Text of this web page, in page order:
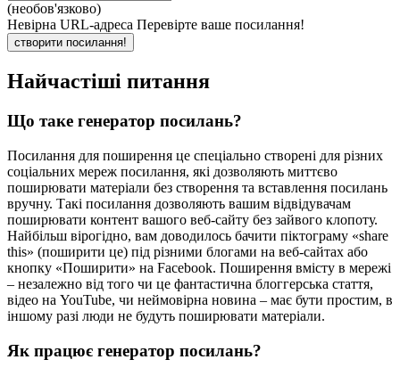
(необов'язково)
Невірна URL-адреса Перевірте ваше посилання!
створити посилання!
Найчастіші питання
Що таке генератор посилань?
Посилання для поширення це спеціально створені для різних
соціальних мереж посилання, які дозволяють миттєво
поширювати матеріали без створення та вставлення посилань
вручну. Такі посилання дозволяють вашим відвідувачам
поширювати контент вашого веб-сайту без зайвого клопоту.
Найбільш вірогідно, вам доводилось бачити піктограму «share
this» (поширити це) під різними блогами на веб-сайтах або
кнопку «Поширити» на Facebook. Поширення вмісту в мережі
– незалежно від того чи це фантастична блоггерська стаття,
відео на YouTube, чи неймовірна новина – має бути простим, в
іншому разі люди не будуть поширювати матеріали.
Як працює генератор посилань?